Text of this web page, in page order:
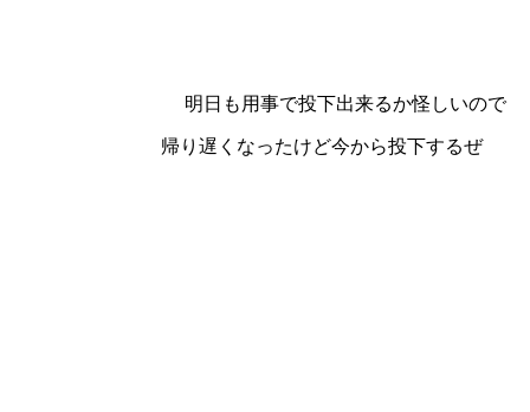
出来るか怪しいので
ど今から投下するぜ